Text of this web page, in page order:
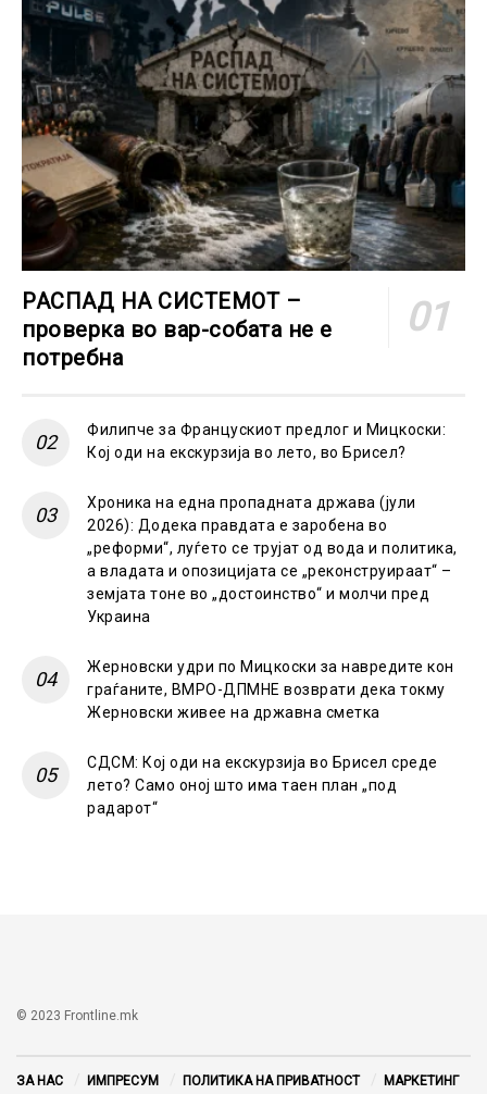
РАСПАД НА СИСТЕМОТ –
проверка во вар-собата не е
потребна
Филипче за Францускиот предлог и Мицкоски:
Кој оди на екскурзија во лето, во Брисел?
Хроника на една пропадната држава (јули
2026): Додека правдата е заробена во
„реформи“, луѓето се трујат од вода и политика,
а владата и опозицијата се „реконструираат“ –
земјата тоне во „достоинство“ и молчи пред
Украина
Жерновски удри по Мицкоски за навредите кон
граѓаните, ВМРО-ДПМНЕ возврати дека токму
Жерновски живее на државна сметка
СДСМ: Кој оди на екскурзија во Брисел среде
лето? Само оној што има таен план „под
радарот“
© 2023 Frontline.mk
ЗА НАС ИМПРЕСУМ ПОЛИТИКА НА ПРИВАТНОСТ МАРКЕТИНГ